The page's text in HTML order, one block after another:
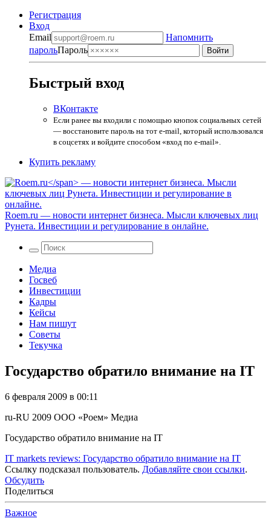
Регистрация
Вход
Email
Напомнить
парольПароль
Быстрый вход
ВКонтакте
Если ранее вы входили с помощью кнопок социальных сетей
— восстановите пароль на тот e-mail, который использовался
в соцсетях и войдите способом «вход по e-mail».
Купить рекламу
Roem.ru — новости интернет бизнеса. Мысли ключевых лиц
Рунета. Инвестиции и регулирование в онлайне.
Медиа
Госвеб
Инвестиции
Кадры
Кейсы
Нам пишут
Советы
Текучка
Государство обратило внимание на IT
6 февраля 2009 в 00:11
ru-RU 2009 ООО «Роем» Медиа
Государство обратило внимание на IT
IT markets reviews: Государство обратило внимание на IT
Ссылку подсказал пользователь. Добавляйте свои ссылки.
Обсудить
Поделиться
Важное